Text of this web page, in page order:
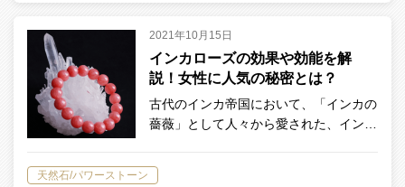
2021年10月15日
インカローズの効果や効能を解
説！女性に人気の秘密とは？
古代のインカ帝国において、「インカの
薔薇」として人々から愛された、イン…
天然石/パワーストーン